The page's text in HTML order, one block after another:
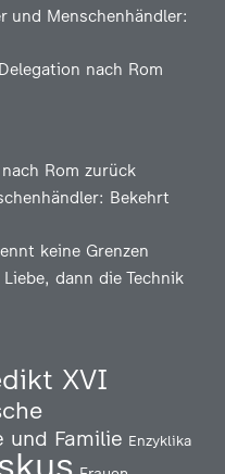
und Menschenhändler:
nach Rom
Rom zurück
Bekehrt
keine Grenzen
dann die Technik
XVI
und Familie Enzyklika